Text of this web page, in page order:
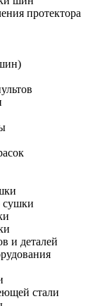
протектора
сушки
и деталей
стали